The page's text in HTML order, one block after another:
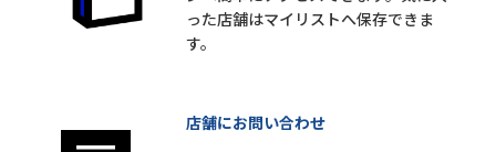
った店舗はマイリストへ保存できま
す。
店舗にお問い合わせ